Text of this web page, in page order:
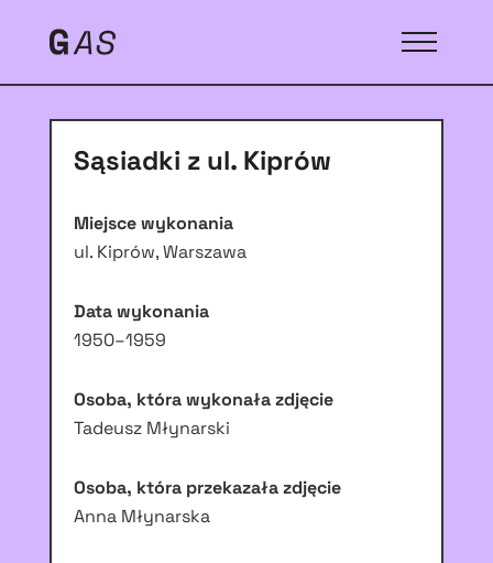
Sąsiadki z ul. Kiprów
Miejsce wykonania
ul. Kiprów, Warszawa
Data wykonania
1950–1959
Osoba, która wykonała zdjęcie
Tadeusz Młynarski
Osoba, która przekazała zdjęcie
Anna Młynarska